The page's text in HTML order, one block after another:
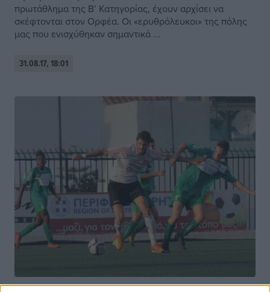
πρωτάθλημα της Β’ Κατηγορίας, έχουν αρχίσει να
σκέφτονται στον Ορφέα. Οι «ερυθρόλευκοι» της πόλης
μας που ενισχύθηκαν σημαντικά ...
31.08.17, 18:01